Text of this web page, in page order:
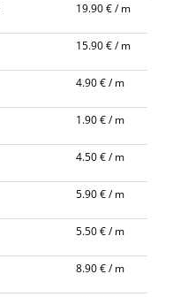
19.90 € / m
15.90 € / m
4.90 € / m
1.90 € / m
4.50 € / m
5.90 € / m
5.50 € / m
8.90 € / m